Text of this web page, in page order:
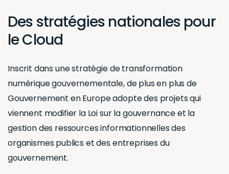
Des stratégies nationales pour
le Cloud
Inscrit dans une stratégie de transformation
numérique gouvernementale, de plus en plus de
Gouvernement en Europe adopte des projets qui
viennent modifier la Loi sur la gouvernance et la
gestion des ressources informationnelles des
organismes publics et des entreprises du
gouvernement.